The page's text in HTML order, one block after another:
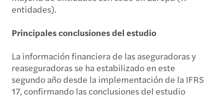
entidades).
Principales conclusiones del estudio
La información financiera de las aseguradoras y
reaseguradoras se ha estabilizado en este
segundo año desde la implementación de la IFRS
17, confirmando las conclusiones del estudio